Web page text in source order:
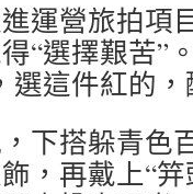
運營旅拍項
“選擇艱苦”
選這件紅的
下搭躲青色
，再戴上“